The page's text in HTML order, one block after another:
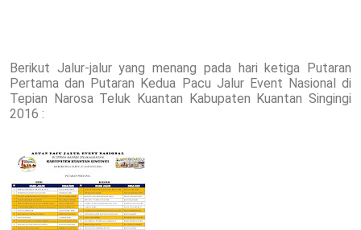
Berikut Jalur-jalur yang menang pada hari ketiga Putaran
Pertama dan Putaran Kedua Pacu Jalur Event Nasional di
Tepian Narosa Teluk Kuantan Kabupaten Kuantan Singingi
2016 :